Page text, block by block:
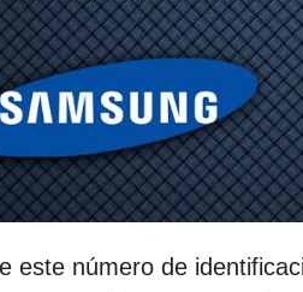
este número de